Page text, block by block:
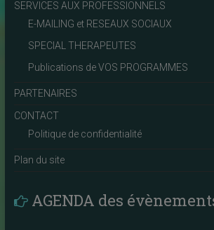
SERVICES AUX PROFESSIONNELS
E-MAILING et RESEAUX SOCIAUX
SPECIAL THERAPEUTES
Publications de VOS PROGRAMMES
PARTENAIRES
CONTACT
Politique de confidentialité
Plan du site
AGENDA des